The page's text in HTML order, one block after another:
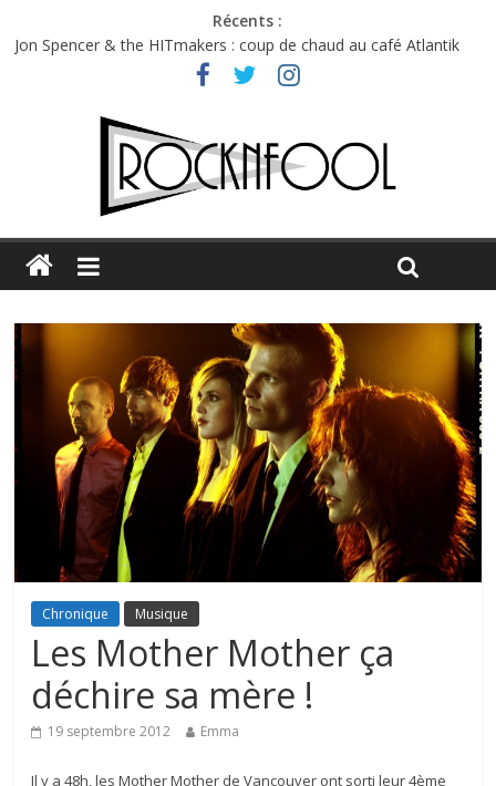
Récents :
Jon Spencer & the HITmakers : coup de chaud au café Atlantik
Hellfest 2026 vendredi : température et émotions en hausse
Hellfest 2026 jeudi : impossible de choisir entre chaleur et bonne
Première édition du Midgard Festival : entre bière, métal et
Charlie Puth à l’Olympia : la leçon de pop du Professeur Puth
Chronique Musique
Les Mother Mother ça
déchire sa mère !
19 septembre 2012 Emma
Il y a 48h, les Mother Mother de Vancouver ont sorti leur 4ème